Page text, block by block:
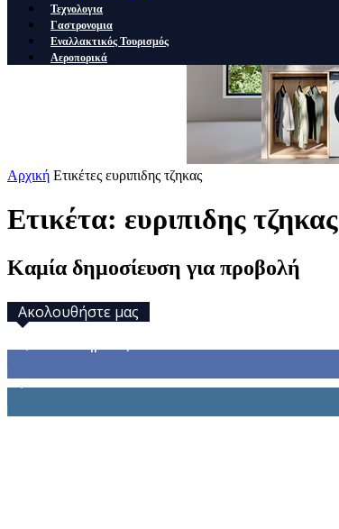
Τεχνολογια
Γαστρονομια
Εναλλακτικός Τουρισμός
Αεροπορικά
Αρχική Ετικέτες ευριπιδης τζηκας
Ετικέτα: ευριπιδης τζηκας
Καμία δημοσίευση για προβολή
Ακολουθήστε μας